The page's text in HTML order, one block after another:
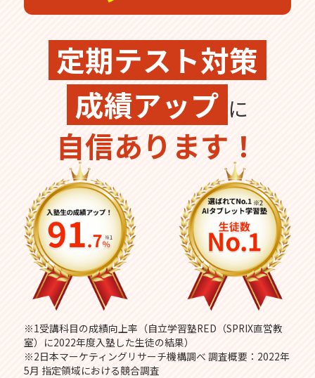
定期テスト対策
成績アップ に
自信あります！
※1受講科目の成績向上率（自立学習塾RED（SPRIX直営教
室）に2022年度入塾した生徒の結果）
※2日本マーケティングリサーチ機構調べ 調査概要：2022年
5月 指定領域における競合調査